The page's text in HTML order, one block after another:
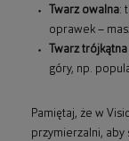
Twarz owalna:
oprawek –
Twarz
góry, np.
Pamiętaj, że w
przymierzalni, aby